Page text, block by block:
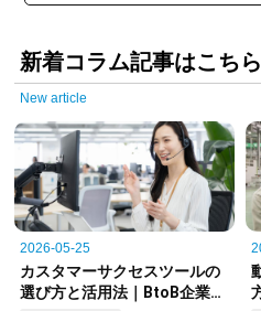
新着コラム記事はこちら
New article